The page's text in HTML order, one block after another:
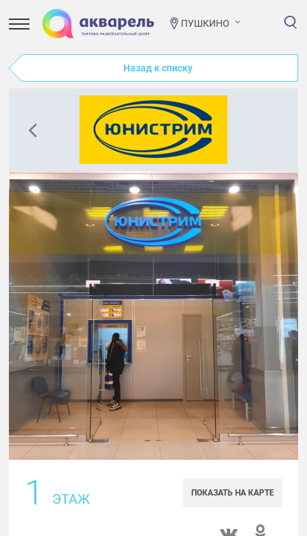
ПУШКИНО
Назад к списку
1 ЭТАЖ ПОКАЗАТЬ НА КАРТЕ